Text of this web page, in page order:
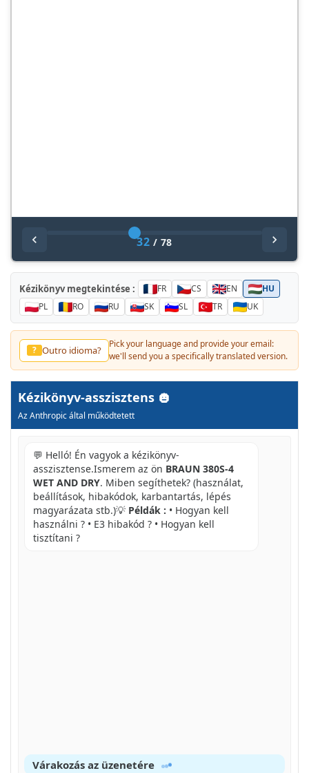
32 / 78
Kézikönyv megtekintése : FR CS EN
HU
PL
RO RU SK SL TR UK
? Outro idioma?
Pick your language and provide your email:
we'll send you a specifically translated version.
Kézikönyv-asszisztens
Az Anthropic által működtetett
💬 Helló! Én vagyok a kézikönyv-
asszisztense.Ismerem az ön BRAUN 380S-4
WET AND DRY. Miben segíthetek? (használat,
beállítások, hibakódok, karbantartás, lépés
magyarázata stb.)💡 Példák : • Hogyan kell
használni ? • E3 hibakód ? • Hogyan kell
tisztítani ?
Várakozás az üzenetére